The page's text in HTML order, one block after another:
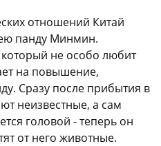
отношений Китай
панду Минмин.
не особо любит
на повышение,
Сразу после прибытия в
неизвестные, а сам
головой - теперь он
от него животные.